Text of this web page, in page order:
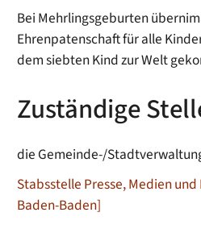
Bei Mehrlingsgeburten
Ehrenpatenschaft für alle
dem siebten Kind zur Welt
Zuständige
die Gemeinde-/
Stabsstelle Presse, Medien
Baden-Baden]